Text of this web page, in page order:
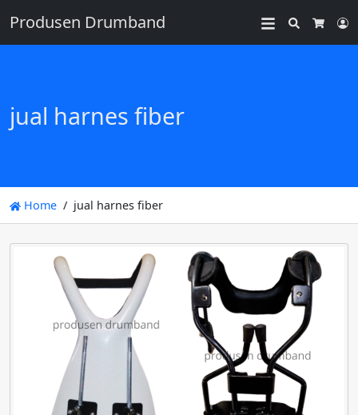
Produsen Drumband
Search
jual harnes fiber
Home jual harnes fiber